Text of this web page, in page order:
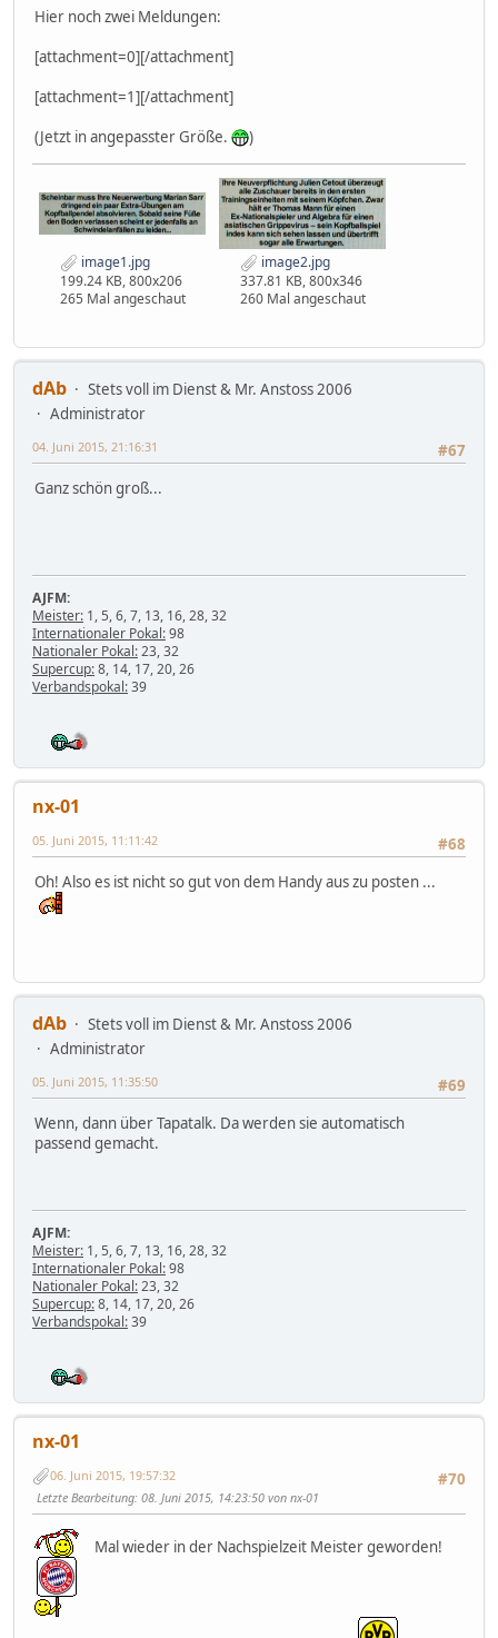
Hier noch zwei Meldungen:
[attachment=0][/attachment]
[attachment=1][/attachment]
(Jetzt in angepasster Größe.
)
image1.jpg
199.24 KB, 800x206
265 Mal angeschaut
image2.jpg
337.81 KB, 800x346
260 Mal angeschaut
dAb
Stets voll im Dienst & Mr. Anstoss 2006
Administrator
#67
04. Juni 2015, 21:16:31
Ganz schön groß...
AJFM:
Meister: 1, 5, 6, 7, 13, 16, 28, 32
Internationaler Pokal:98
Nationaler Pokal:23, 32
Supercup:8, 14, 17, 20, 26
Verbandspokal:39
nx-01
#68
05. Juni 2015, 11:11:42
Oh! Also es ist nicht so gut von dem Handy aus zu posten ...
dAb
Stets voll im Dienst & Mr. Anstoss 2006
Administrator
#69
05. Juni 2015, 11:35:50
Wenn, dann über Tapatalk. Da werden sie automatisch
passend gemacht.
AJFM:
Meister: 1, 5, 6, 7, 13, 16, 28, 32
Internationaler Pokal:98
Nationaler Pokal:23, 32
Supercup:8, 14, 17, 20, 26
Verbandspokal:39
nx-01
#70
06. Juni 2015, 19:57:32
Letzte Bearbeitung: 08. Juni 2015, 14:23:50 von nx-01
Mal wieder in der Nachspielzeit Meister geworden!